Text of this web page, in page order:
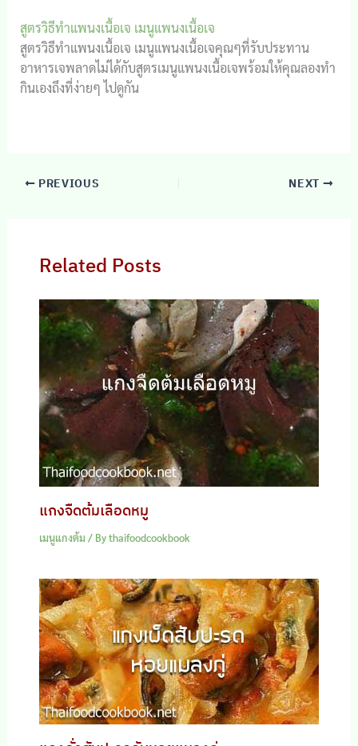
สูตรวิธีทำแพนงเนื้อเจ เมนูแพนงเนื้อเจ
สูตรวิธีทำแพนงเนื้อเจ เมนูแพนงเนื้อเจคุณๆที่รับประทาน
อาหารเจพลาดไม่ได้กับสูตรเมนูแพนงเนื้อเจพร้อมให้คุณลองทำ
กินเองถึงที่ง่ายๆ ไปดูกัน
PREVIOUS NEXT
Related Posts
แกงจืดต้มเลือดหมู
เมนูแกงต้ม / Bythaifoodcookbook